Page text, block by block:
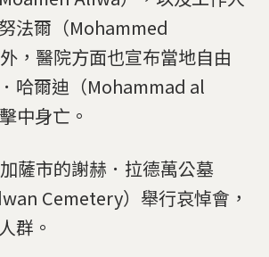
法爾（Mohammed
，醫院方面也宣布當地自由
哈爾迪（Mohammad al
中身亡。
薩市的謝赫．拉德萬公墓
Cemetery）舉行哀悼會，
群。